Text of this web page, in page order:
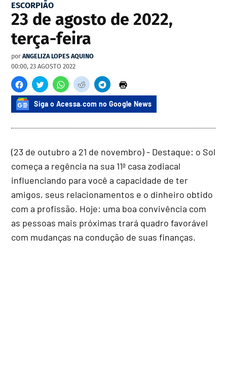
ESCORPIÃO
23 de agosto de 2022,
terça-feira
por ANGELIZA LOPES AQUINO
00:00, 23 AGOSTO 2022
Siga o Acessa.com no Google News
(23 de outubro a 21 de novembro) - Destaque: o Sol
começa a regência na sua 11ª casa zodiacal
influenciando para você a capacidade de ter
amigos, seus relacionamentos e o dinheiro obtido
com a profissão. Hoje: uma boa convivência com
as pessoas mais próximas trará quadro favorável
com mudanças na condução de suas finanças.